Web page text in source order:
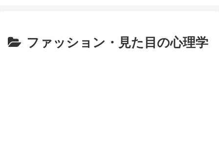
ファッション・見た目の心理学